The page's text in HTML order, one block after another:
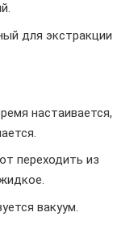
для экстракции
настаивается,
переходить из
вакуум.